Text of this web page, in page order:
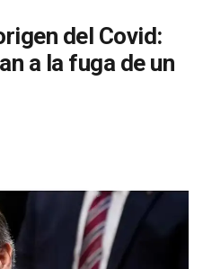
del Covid:
a la fuga de un